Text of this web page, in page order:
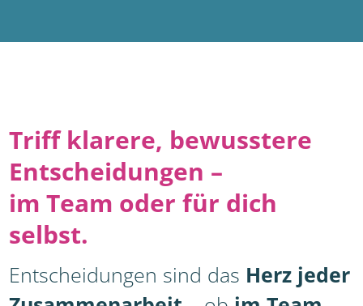
Triff klarere, bewusstere
Entscheidungen –
im Team oder für dich
selbst.
Entscheidungen sind das Herz jeder